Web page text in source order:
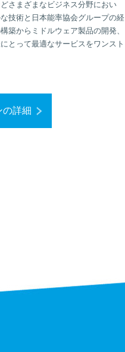
さまざまなビジネス分野におい
技術と日本能率協会グループの経
築からミドルウェア製品の開発、
とって最適なサービスをワンスト
の詳細